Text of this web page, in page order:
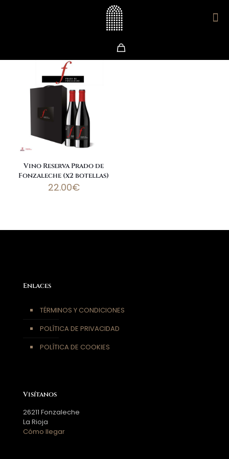
Vino Reserva Prado de
Fonzaleche (x2 botellas)
22.00€
Enlaces
TÉRMINOS Y CONDICIONES
POLÍTICA DE PRIVACIDAD
POLÍTICA DE COOKIES
Visítanos
26211 Fonzaleche
La Rioja
Cómo llegar